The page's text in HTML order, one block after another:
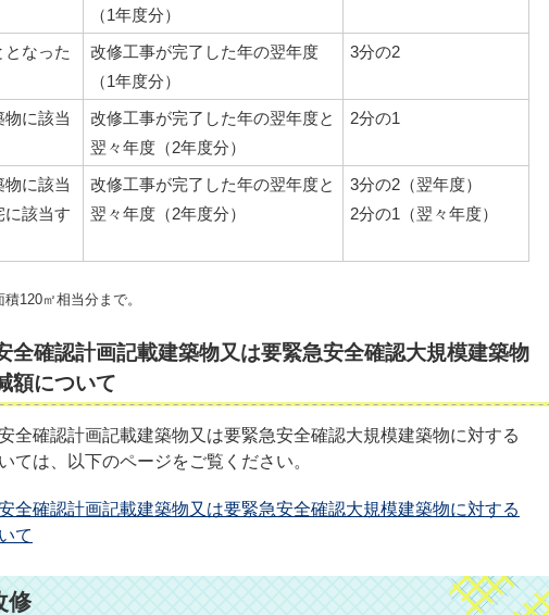
（1年度分）
なった
改修工事が完了した年の翌年度
（1年度分）
3分の2
に該当
改修工事が完了した年の翌年度と
翌々年度（2年度分）
2分の1
に該当
に該当す
改修工事が完了した年の翌年度と
翌々年度（2年度分）
3分の2（翌年度）
2分の1（翌々年度）
120㎡相当分まで。
全確認計画記載建築物又は要緊急安全確認大規模建築物
額について
全確認計画記載建築物又は要緊急安全確認大規模建築物に対する
ては、以下のページをご覧ください。
全確認計画記載建築物又は要緊急安全確認大規模建築物に対する
て
修